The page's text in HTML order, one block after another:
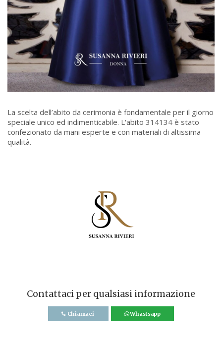
La scelta dell’abito da cerimonia è fondamentale per il giorno
speciale unico ed indimenticabile. L'abito 314134 è stato
confezionato da mani esperte e con materiali di altissima
qualità.
Contattaci per qualsiasi informazione
Chiamaci Whastsapp